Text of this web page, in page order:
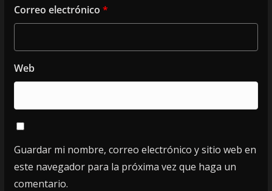
Correo electrónico *
Web
Guardar mi nombre, correo electrónico y sitio web en
este navegador para la próxima vez que haga un
comentario.